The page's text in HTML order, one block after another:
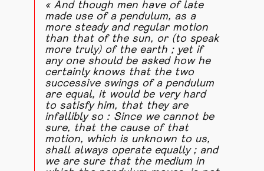
« And though men have of late
made use of a pendulum, as a
more steady and regular motion
than that of the sun, or (to speak
more truly) of the earth ; yet if
any one should be asked how he
certainly knows that the two
successive swings of a pendulum
are equal, it would be very hard
to satisfy him, that they are
infallibly so : Since we cannot be
sure, that the cause of that
motion, which is unknown to us,
shall always operate equally ; and
we are sure that the medium in